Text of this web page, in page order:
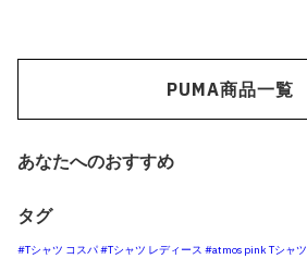
PUMA商品一覧
あなたへのおすすめ
タグ
#Tシャツ コスパ#Tシャツ レディース #atmos pink Tシャツ